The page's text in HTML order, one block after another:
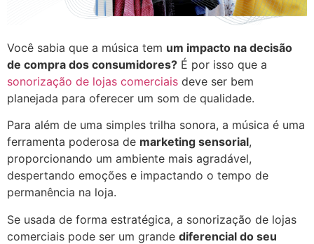
Você sabia que a música tem um impacto na decisão
de compra dos consumidores? É por isso que a
sonorização de lojas comerciais deve ser bem
planejada para oferecer um som de qualidade.
Para além de uma simples trilha sonora, a música é uma
ferramenta poderosa de marketing sensorial,
proporcionando um ambiente mais agradável,
despertando emoções e impactando o tempo de
permanência na loja.
Se usada de forma estratégica, a sonorização de lojas
comerciais pode ser um grande diferencial do seu